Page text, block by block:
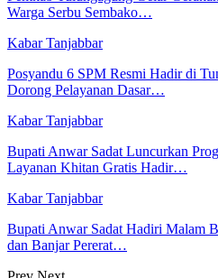
Warga Serbu Sembako…
Kabar Tanjabbar
Posyandu 6 SPM Resmi Hadir di
Dorong Pelayanan Dasar…
Kabar Tanjabbar
Bupati Anwar Sadat Luncurkan
Layanan Khitan Gratis Hadir…
Kabar Tanjabbar
Bupati Anwar Sadat Hadiri Malam
dan Banjar Pererat…